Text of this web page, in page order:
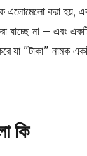
এলোমেলো করা হয়,
যাচ্ছে না – এবং
যা "টাকা" নামক
কি